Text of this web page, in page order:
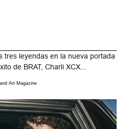
tres leyendas en la nueva portada
de BRAT, Charli XCX...
Art Magazine